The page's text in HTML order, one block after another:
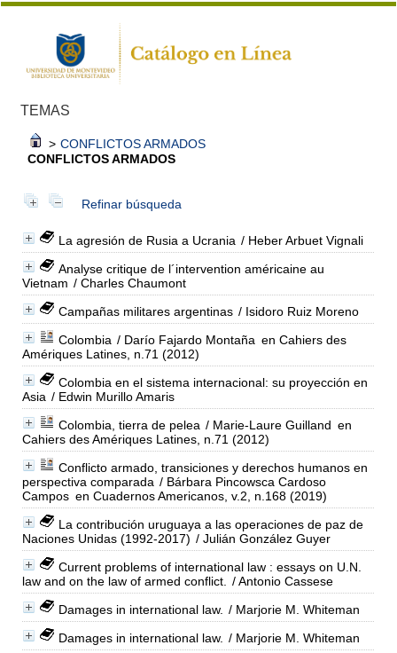
TEMAS
> CONFLICTOS ARMADOS
CONFLICTOS ARMADOS
Refinar búsqueda
La agresión de Rusia a Ucrania / Heber Arbuet Vignali
Analyse critique de l´intervention américaine au
Vietnam / Charles Chaumont
Campañas militares argentinas / Isidoro Ruiz Moreno
Colombia / Darío Fajardo Montaña en Cahiers des
Amériques Latines, n.71 (2012)
Colombia en el sistema internacional: su proyección en
Asia / Edwin Murillo Amaris
Colombia, tierra de pelea / Marie-Laure Guilland en
Cahiers des Amériques Latines, n.71 (2012)
Conflicto armado, transiciones y derechos humanos en
perspectiva comparada / Bárbara Pincowsca Cardoso
Campos en Cuadernos Americanos, v.2, n.168 (2019)
La contribución uruguaya a las operaciones de paz de
Naciones Unidas (1992-2017) / Julián González Guyer
Current problems of international law : essays on U.N.
law and on the law of armed conflict.
/ Antonio Cassese
Damages in international law. / Marjorie M. Whiteman
Damages in international law. / Marjorie M. Whiteman